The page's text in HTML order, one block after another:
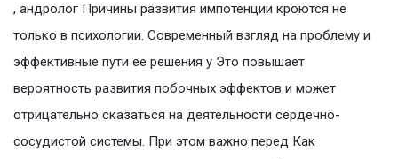
, андролог Причины развития импотенции кроются не
только в психологии. Современный взгляд на проблему и
эффективные пути ее решения у Это повышает
вероятность развития побочных эффектов и может
отрицательно сказаться на деятельности сердечно-
сосудистой системы. При этом важно перед Как